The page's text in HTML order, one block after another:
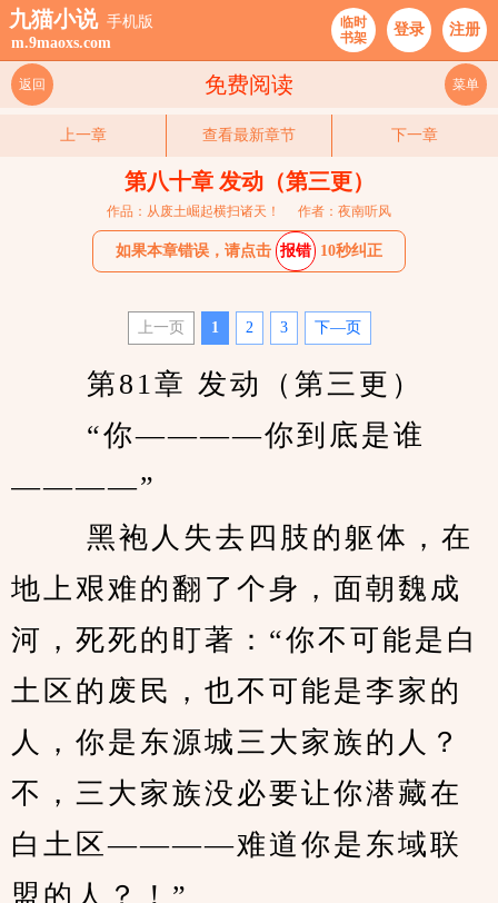
九猫小说 手机版
m.9maoxs.com
临时
书架
登录 注册
免费阅读
返回 菜单
上一章 查看最新章节 下一章
第八十章 发动（第三更）
作品：从废土崛起横扫诸天！ 作者：夜南听风
如果本章错误，请点击 报错 10秒纠正
上一页 1 2 3 下—页
第81章 发动（第三更）
“你————你到底是谁
————”
黑袍人失去四肢的躯体，在
地上艰难的翻了个身，面朝魏成
河，死死的盯著：“你不可能是白
土区的废民，也不可能是李家的
人，你是东源城三大家族的人？
不，三大家族没必要让你潜藏在
白土区————难道你是东域联
盟的人？！”